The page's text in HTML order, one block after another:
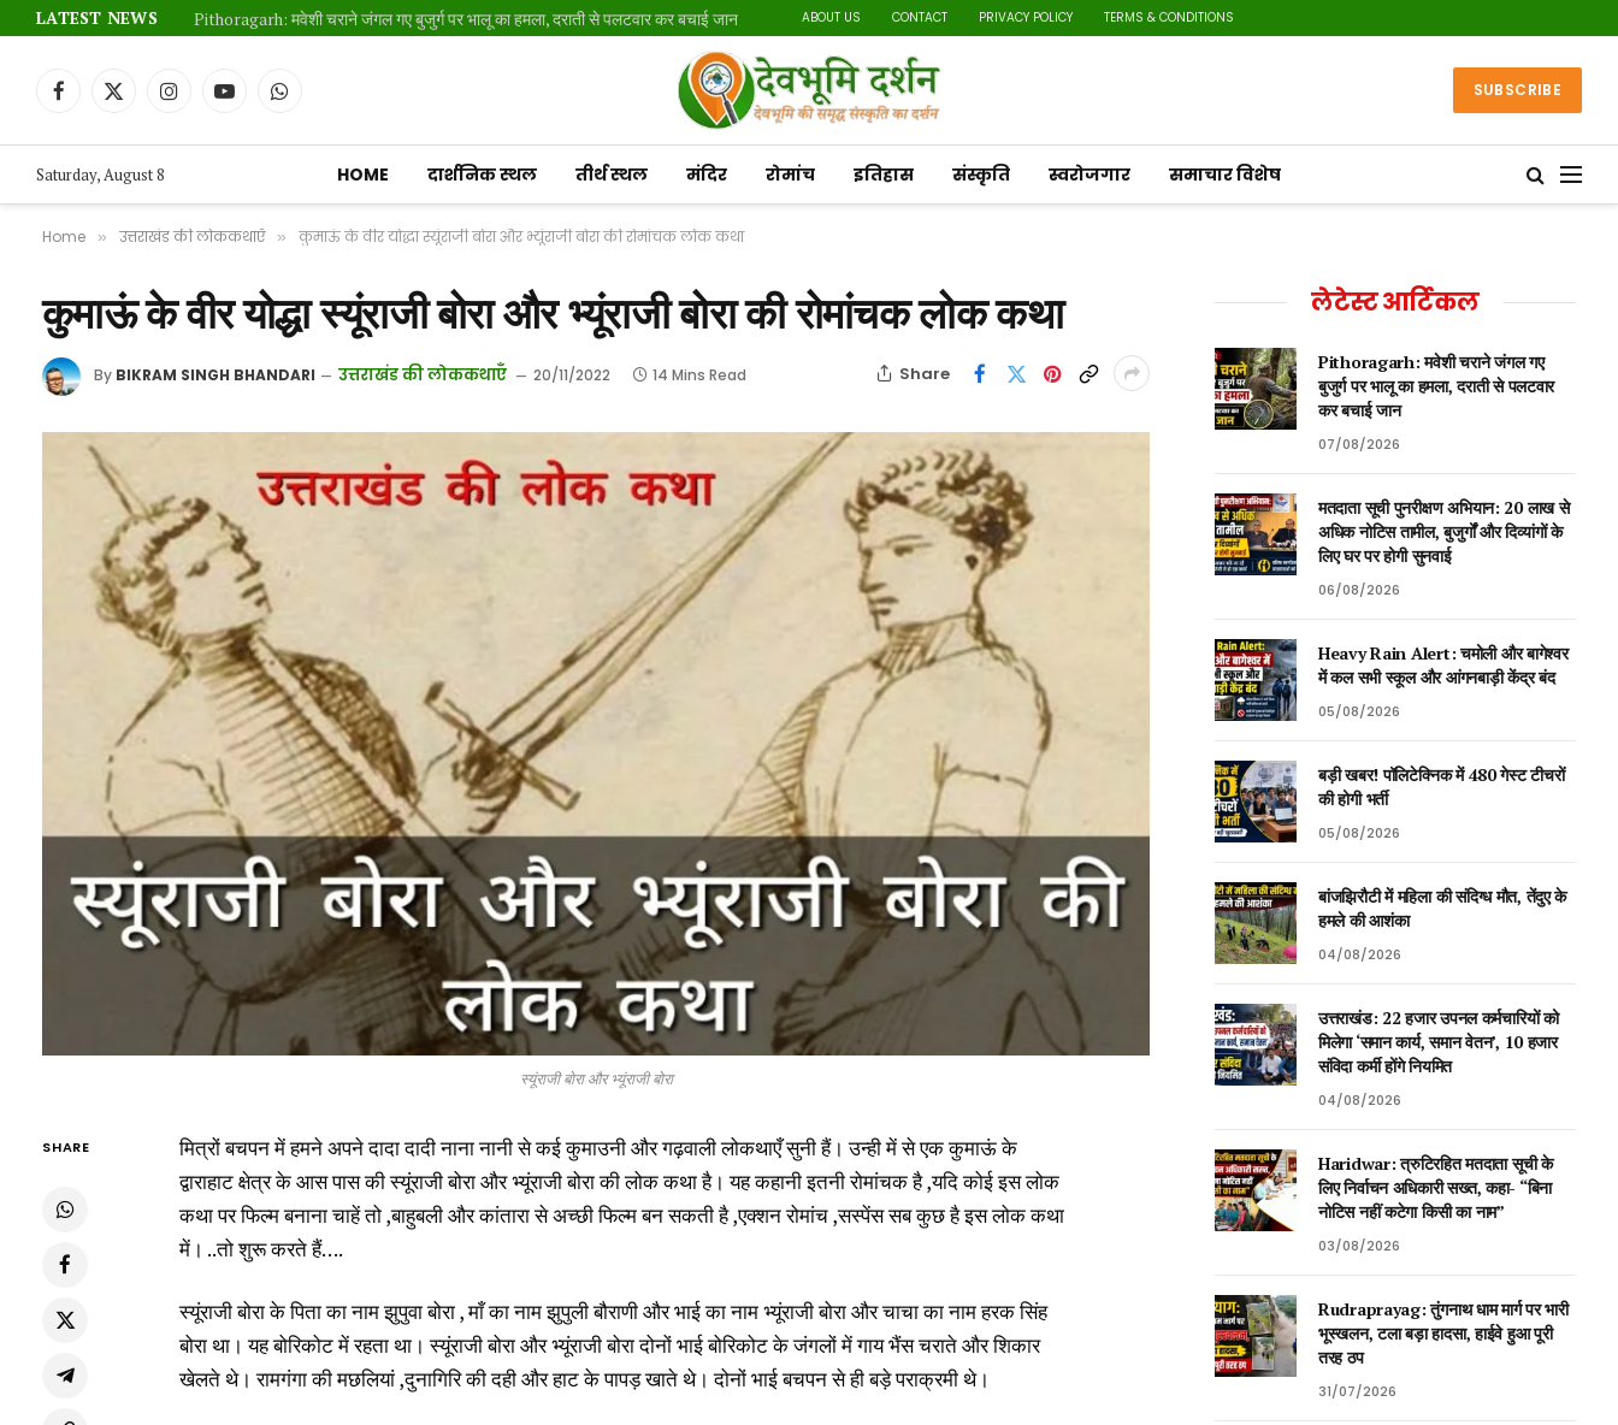
LATEST NEWS Pithoragarh: मवेशी चराने जंगल गए बुजुर्ग पर भालू का हमला, दराती से पलटवार कर बचाई जान ABOUT US CONTACT PRIVACY POLICY TERMS & CONDITIONS
Facebook
X
InstagramYouTubeWhatsApp SUBSCRIBE
Saturday, August 8 HOME दार्शनिक स्थल तीर्थ स्थल मंदिर रोमांच इतिहास संस्कृति स्वरोजगार समाचार विशेष
Home » उत्तराखंड की लोककथाएँ » कुमाऊं के वीर योद्धा स्यूंराजी बोरा और भ्यूंराजी बोरा की रोमांचक लोक कथा
कुमाऊं के वीर योद्धा स्यूंराजी बोरा और भ्यूंराजी बोरा की रोमांचक लोक कथा
By BIKRAM SINGH BHANDARI उत्तराखंड की लोककथाएँ 20/11/2022 14 Mins Read Share
स्यूंराजी बोरा और भ्यूंराजी बोरा
SHARE
मित्रों बचपन में हमने अपने दादा दादी नाना नानी से कई कुमाउनी और गढ़वाली लोकथाएँ सुनी हैं। उन्ही में से एक कुमाऊं के
द्वाराहाट क्षेत्र के आस पास की स्यूंराजी बोरा और भ्यूंराजी बोरा की लोक कथा है। यह कहानी इतनी रोमांचक है ,यदि कोई इस लोक
कथा पर फिल्म बनाना चाहें तो ,बाहुबली और कांतारा से अच्छी फिल्म बन सकती है ,एक्शन रोमांच ,सस्पेंस सब कुछ है इस लोक कथा
में। ..तो शुरू करते हैं….
स्यूंराजी बोरा के पिता का नाम झुपुवा बोरा , माँ का नाम झुपुली बौराणी और भाई का नाम भ्यूंराजी बोरा और चाचा का नाम हरक सिंह
बोरा था। यह बोरिकोट में रहता था। स्यूंराजी बोरा और भ्यूंराजी बोरा दोनों भाई बोरिकोट के जंगलों में गाय भैंस चराते और शिकार
खेलते थे। रामगंगा की मछलियां ,दुनागिरि की दही और हाट के पापड़ खाते थे। दोनों भाई बचपन से ही बड़े पराक्रमी थे।
लेटेस्ट आर्टिकल
Pithoragarh: मवेशी चराने जंगल गए
बुजुर्ग पर भालू का हमला, दराती से पलटवार
कर बचाई जान
07/08/2026
मतदाता सूची पुनरीक्षण अभियान: 20 लाख से
अधिक नोटिस तामील, बुजुर्गों और दिव्यांगों के
लिए घर पर होगी सुनवाई
06/08/2026
Heavy Rain Alert: चमोली और बागेश्वर
में कल सभी स्कूल और आंगनबाड़ी केंद्र बंद
05/08/2026
बड़ी खबर! पॉलिटेक्निक में 480 गेस्ट टीचरों
की होगी भर्ती
05/08/2026
बांजझिरौटी में महिला की संदिग्ध मौत, तेंदुए के
हमले की आशंका
04/08/2026
उत्तराखंड: 22 हजार उपनल कर्मचारियों को
मिलेगा ‘समान कार्य, समान वेतन’, 10 हजार
संविदा कर्मी होंगे नियमित
04/08/2026
Haridwar: त्रुटिरहित मतदाता सूची के
लिए निर्वाचन अधिकारी सख्त, कहा- “बिना
नोटिस नहीं कटेगा किसी का नाम”
03/08/2026
Rudraprayag: तुंगनाथ धाम मार्ग पर भारी
भूस्खलन, टला बड़ा हादसा, हाईवे हुआ पूरी
तरह ठप
31/07/2026